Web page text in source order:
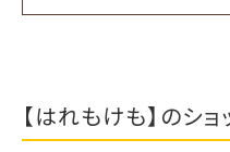
【はれもけも】のシ